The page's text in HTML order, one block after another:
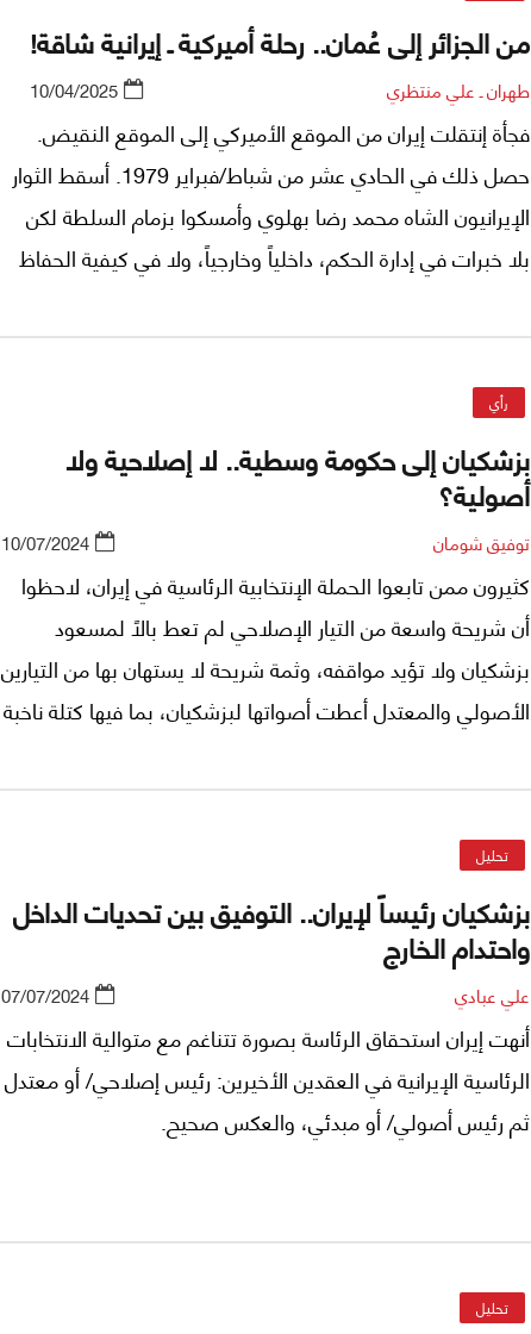
من الجزائر إلى عُمان.. رحلة أميركية ـ إيرانية شاقة!
طهران ـ علي منتظري 10/04/2025
فجأة إنتقلت إيران من الموقع الأميركي إلى الموقع النقيض.
حصل ذلك في الحادي عشر من شباط/فبراير 1979. أسقط الثوار
الإيرانيون الشاه محمد رضا بهلوي وأمسكوا بزمام السلطة لكن
بلا خبرات في إدارة الحكم، داخلياً وخارجياً، ولا في كيفية الحفاظ
رأي
بزشكيان إلى حكومة وسطية.. لا إصلاحية ولا
أصولية؟
توفيق شومان 10/07/2024
كثيرون ممن تابعوا الحملة الإنتخابية الرئاسية في إيران، لاحظوا
أن شريحة واسعة من التيار الإصلاحي لم تعط بالاً لمسعود
بزشكيان ولا تؤيد مواقفه، وثمة شريحة لا يستهان بها من التيارين
الأصولي والمعتدل أعطت أصواتها لبزشكيان، بما فيها كتلة ناخبة
تحليل
بزشكيان رئيساً لإيران.. التوفيق بين تحديات الداخل
واحتدام الخارج
علي عبادي 07/07/2024
أنهت إيران استحقاق الرئاسة بصورة تتناغم مع متوالية الانتخابات
الرئاسية الإيرانية في العقدين الأخيرين: رئيس إصلاحي/ أو معتدل
ثم رئيس أصولي/ أو مبدئي، والعكس صحيح.
تحليل